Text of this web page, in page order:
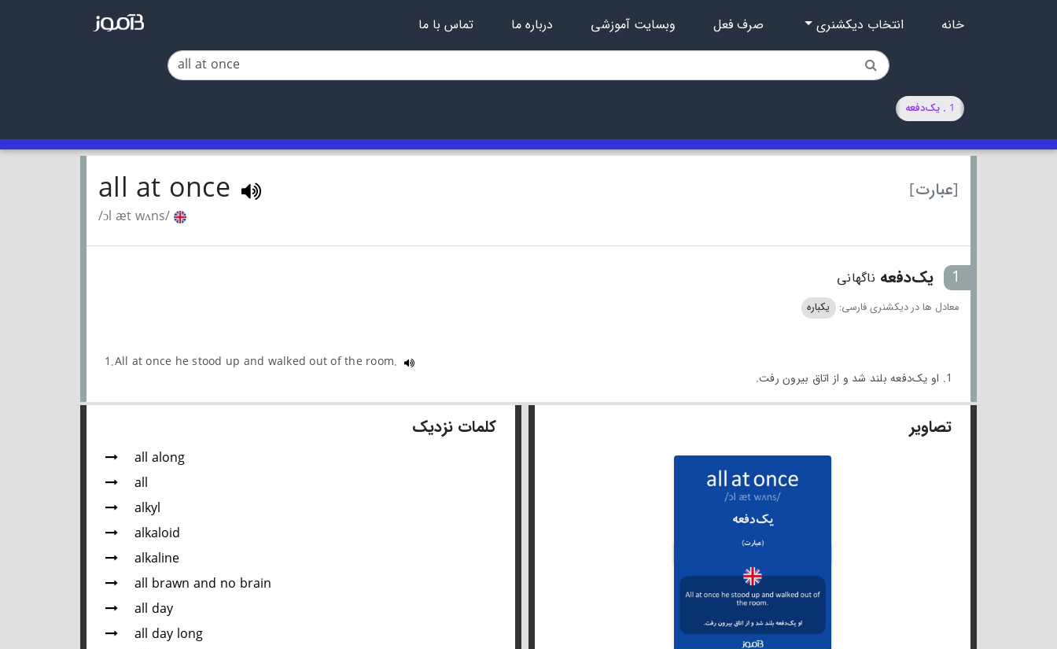
خانه انتخاب دیکشنری صرف فعل وبسایت آموزشی درباره ما تماس با ما
1 . یک‌دفعه
[عبارت] all at once
/ɔl æt wʌns/
1 یک‌دفعه ناگهانی
معادل ها در دیکشنری فارسی: یکباره
1.All at once he stood up and walked out of the room.
1. او یک‌دفعه بلند شد و از اتاق بیرون رفت.
تصاویر کلمات نزدیک
all along
all
alkyl
alkaloid
alkaline
all brawn and no brain
all day
all day long